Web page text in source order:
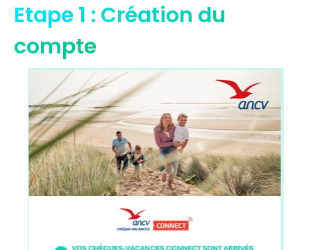
Etape 1 : Création du
compte